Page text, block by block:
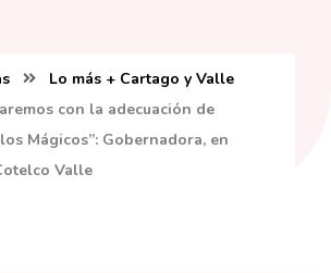
Lo más + Cartago y Valle
con la adecuación de
Mágicos”: Gobernadora, en
Valle